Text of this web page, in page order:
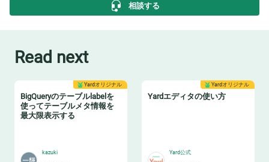
相談する
Read next
Yardオリジナル
BigQueryのテーブルlabelを
使ってテーブルメタ情報を
最大限表示する
kazuki
Yardオリジナル
Yardエディタの使い方
Yard公式